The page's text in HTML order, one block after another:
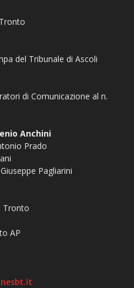
del Tribunale di Ascoli
di Comunicazione al n.
Anchini
Prado
Pagliarini
Tronto
AP